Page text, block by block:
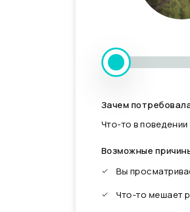
Зачем
Что-то в
Возможные
Вы
Что-то мешает